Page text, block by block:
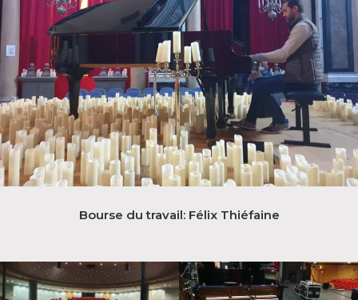
Bourse du travail: Félix Thiéfaine